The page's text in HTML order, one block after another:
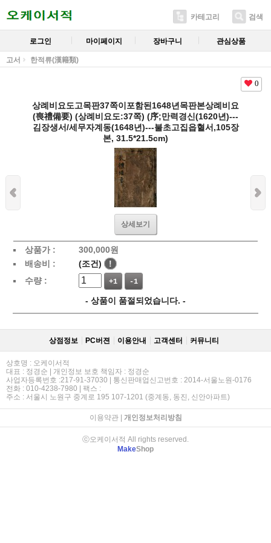
카테고리 검색
로그인 마이페이지 장바구니 관심상품
고서 한적류(漢籍類)
0
상례비요도고목판37쪽이포함된1648년목판본상례비요
(喪禮備要) (상례비요도:37쪽) (序;만력경신(1620년)---
김장생서/세무자계동(1648년)---불초고집읍혈서,105장
본, 31.5*21.5cm)
상세보기
상품가 : 300,000원
배송비 :
(조건)
!
수량 :
+1 -1
- 상품이 품절되었습니다. -
상점정보 PC버젼 이용안내 고객센터 커뮤니티
상호명 : 오케이서적
대표 : 정경순 | 개인정보 보호 책임자 : 정경순
사업자등록번호 :217-91-37030 | 통신판매업신고번호 : 2014-서울노원-0176
전화 : 010-4238-7980 | 팩스 :
주소 : 서울시 노원구 중계로 195 107-1201 (중계동, 동진, 신안아파트)
이용약관| 개인정보처리방침
ⓒ오케이서적 All rights reserved.
MakeShop